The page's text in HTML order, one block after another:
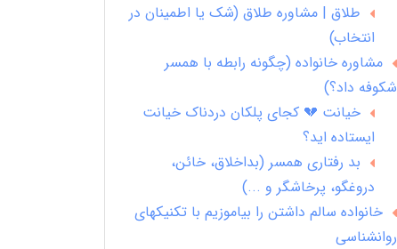
طلاق | مشاوره طلاق (شک یا اطمینان در
انتخاب)
مشاوره خانواده (چگونه رابطه با همسر
شکوفه داد؟)
خیانت 💔 کجای پلکان دردناک خیانت
ایستاده اید؟
بد رفتاری همسر (بداخلاق، خائن،
دروغگو، پرخاشگر و ...)
خانواده سالم داشتن را بیاموزیم با تکنیکهای
روانشناسی